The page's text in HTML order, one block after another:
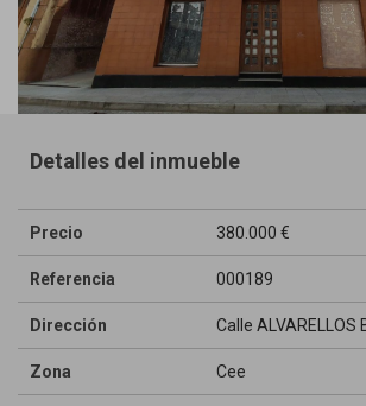
Detalles del inmueble
Precio 380.000 €
Referencia 000189
Dirección Calle ALVARELLOS
Zona Cee